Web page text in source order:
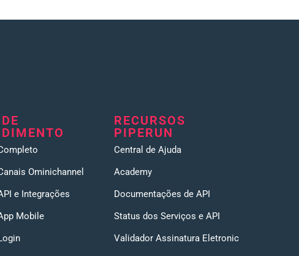
Ominichannel
e Integrações
Mobile
RECURSOS
PIPERUN
Central de Ajuda
Academy
Documentações de API
Status dos Serviços e API
Validador Assinatura Eletronic